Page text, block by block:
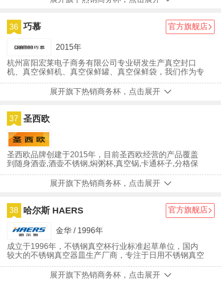
36 巧慕 官方旗舰店
2015年
杭州富阳宏莱电子商务有限公司专业研发生产真空封口
机、真空保鲜机、真空保鲜罐、真空保鲜袋，我们作为专
断进取，让顾客满童”的质量方针，通过产品不断创新和
持续技术改进，强化企业管理，致力于提供专业优质的小
展开旗下热销商务杯，点击展开
37 圣西欧
圣西欧品牌创建于2015年，目前圣西欧经营的产品覆盖
到随身酒壶,酒壶不锈钢,焖粥杯,真空锅,卡通杯子,分格保
展开旗下热销商务杯，点击展开
38 哈尔斯 HAERS 官方旗舰店
金华 / 1996年
成立于1996年，不锈钢真空杯行业标准起草单位，国内
较大的不锈钢真空器皿生产厂商，专注于日用不锈钢真空
展开旗下热销商务杯，点击展开